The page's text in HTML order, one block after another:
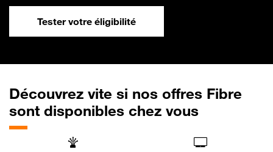
Tester votre éligibilité
Découvrez vite si nos offres Fibre
sont disponibles chez vous